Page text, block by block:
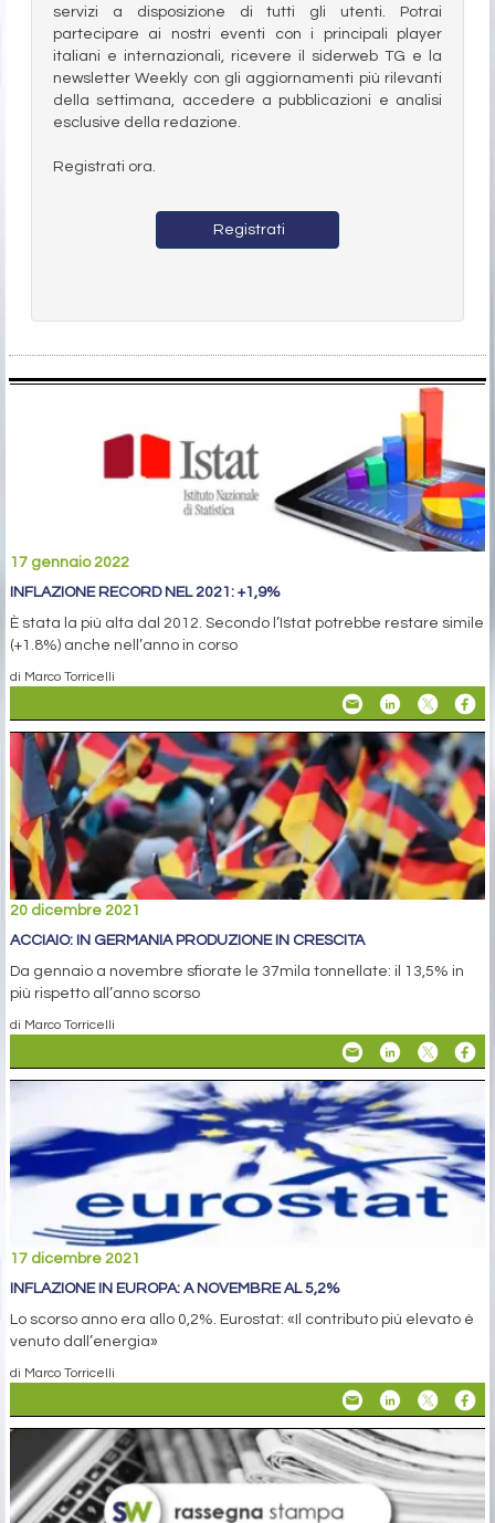
servizi a disposizione di tutti gli utenti. Potrai
partecipare ai nostri eventi con i principali player
italiani e internazionali, ricevere il siderweb TG e la
newsletter Weekly con gli aggiornamenti più rilevanti
della settimana, accedere a pubblicazioni e analisi
esclusive della redazione.
Registrati ora.
Registrati
17 gennaio 2022
INFLAZIONE RECORD NEL 2021: +1,9%
È stata la più alta dal 2012. Secondo l’Istat potrebbe restare simile
(+1.8%) anche nell’anno in corso
di Marco Torricelli
20 dicembre 2021
ACCIAIO: IN GERMANIA PRODUZIONE IN CRESCITA
Da gennaio a novembre sfiorate le 37mila tonnellate: il 13,5% in
più rispetto all’anno scorso
di Marco Torricelli
17 dicembre 2021
INFLAZIONE IN EUROPA: A NOVEMBRE AL 5,2%
Lo scorso anno era allo 0,2%. Eurostat: «Il contributo più elevato è
venuto dall’energia»
di Marco Torricelli